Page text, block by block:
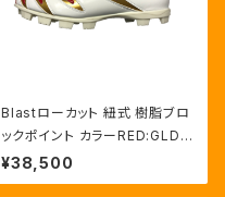
Blastローカット 紐式 樹脂ブロ
ックポイント カラーRED:GLD/
HWT
¥38,500